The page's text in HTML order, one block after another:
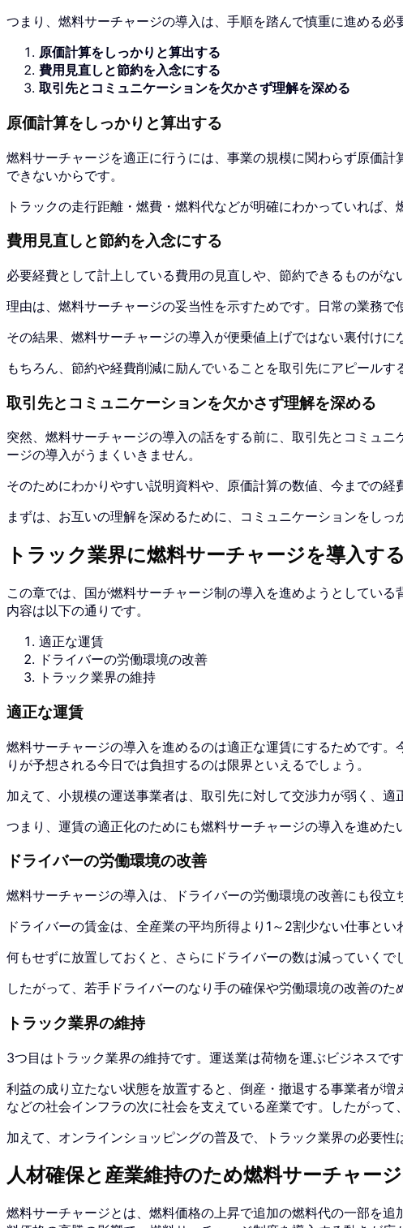
つまり、燃料サーチャージの導入は、手順を踏んで慎重に進める
原価計算をしっかりと算出する
費用見直しと節約を入念にする
取引先とコミュニケーションを欠かさず理解を深める
原価計算をしっかりと算出する
燃料サーチャージを適正に行うには、事業の規模に関わらず原価
できないからです。
トラックの走行距離・燃費・燃料代などが明確にわかっていれば
費用見直しと節約を入念にする
必要経費として計上している費用の見直しや、節約できるものがな
理由は、燃料サーチャージの妥当性を示すためです。日常の業務
その結果、燃料サーチャージの導入が便乗値上げではない裏付け
もちろん、節約や経費削減に励んでいることを取引先にアピールす
取引先とコミュニケーションを欠かさず理解を深める
突然、燃料サーチャージの導入の話をする前に、取引先とコミュ
ージの導入がうまくいきません。
そのためにわかりやすい説明資料や、原価計算の数値、今までの経
まずは、お互いの理解を深めるために、コミュニケーションをしっ
トラック業界に燃料サーチャージを導入す
この章では、国が燃料サーチャージ制の導入を進めようとしている
内容は以下の通りです。
適正な運賃
ドライバーの労働環境の改善
トラック業界の維持
適正な運賃
燃料サーチャージの導入を進めるのは適正な運賃にするためです
りが予想される今日では負担するのは限界といえるでしょう。
加えて、小規模の運送事業者は、取引先に対して交渉力が弱く、適
つまり、運賃の適正化のためにも燃料サーチャージの導入を進めた
ドライバーの労働環境の改善
燃料サーチャージの導入は、ドライバーの労働環境の改善にも役立
ドライバーの賃金は、全産業の平均所得より1～2割少ない仕事と
何もせずに放置しておくと、さらにドライバーの数は減っていくで
したがって、若手ドライバーのなり手の確保や労働環境の改善の
トラック業界の維持
3つ目はトラック業界の維持です。運送業は荷物を運ぶビジネスで
利益の成り立たない状態を放置すると、倒産・撤退する事業者が
などの社会インフラの次に社会を支えている産業です。したがって
加えて、オンラインショッピングの普及で、トラック業界の必要
人材確保と産業維持のため燃料サーチャー
燃料サーチャージとは、燃料価格の上昇で追加の燃料代の一部を